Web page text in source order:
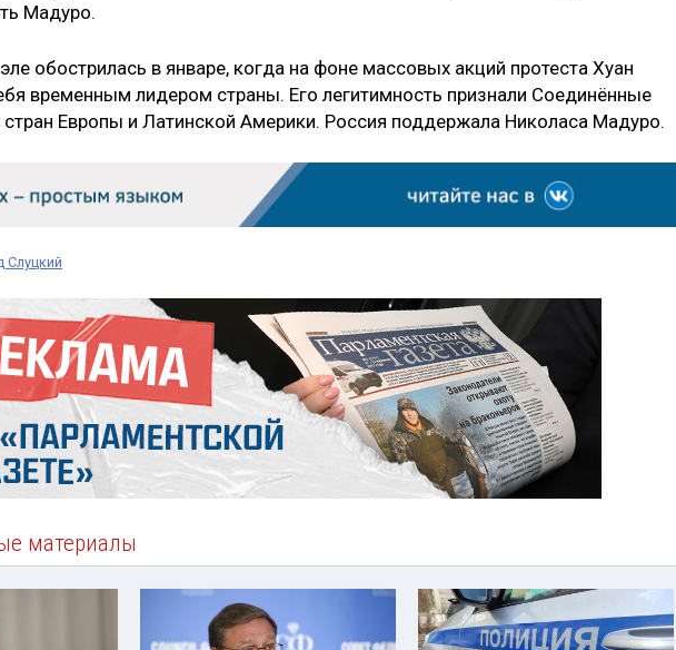
Мадуро.
обострилась в январе, когда на фоне массовых акций протеста Хуан
временным лидером страны. Его легитимность признали Соединённые
Европы и Латинской Америки. Россия поддержала Николаса Мадуро.
Слуцкий
материалы